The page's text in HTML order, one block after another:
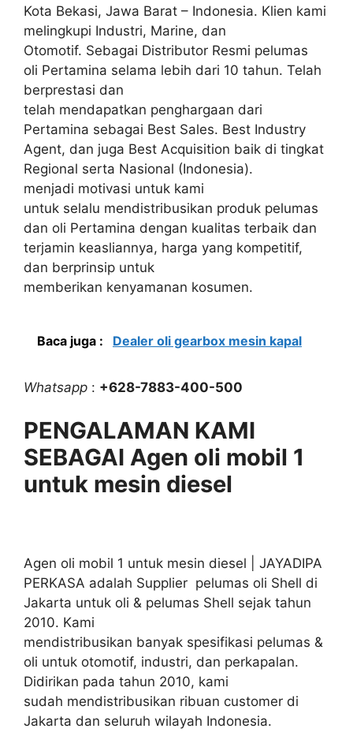
Kota Bekasi, Jawa Barat – Indonesia. Klien kami
melingkupi Industri, Marine, dan
Otomotif. Sebagai Distributor Resmi pelumas
oli Pertamina selama lebih dari 10 tahun. Telah
berprestasi dan
telah mendapatkan penghargaan dari
Pertamina sebagai Best Sales. Best Industry
Agent, dan juga Best Acquisition baik di tingkat
Regional serta Nasional (Indonesia).
menjadi motivasi untuk kami
untuk selalu mendistribusikan produk pelumas
dan oli Pertamina dengan kualitas terbaik dan
terjamin keasliannya, harga yang kompetitif,
dan berprinsip untuk
memberikan kenyamanan kosumen.
Baca juga : Dealer oli gearbox mesin kapal
Whatsapp : +628-7883-400-500
PENGALAMAN KAMI
SEBAGAI Agen oli mobil 1
untuk mesin diesel
Agen oli mobil 1 untuk mesin diesel | JAYADIPA
PERKASA adalah Supplier pelumas oli Shell di
Jakarta untuk oli & pelumas Shell sejak tahun
2010. Kami
mendistribusikan banyak spesifikasi pelumas &
oli untuk otomotif, industri, dan perkapalan.
Didirikan pada tahun 2010, kami
sudah mendistribusikan ribuan customer di
Jakarta dan seluruh wilayah Indonesia.